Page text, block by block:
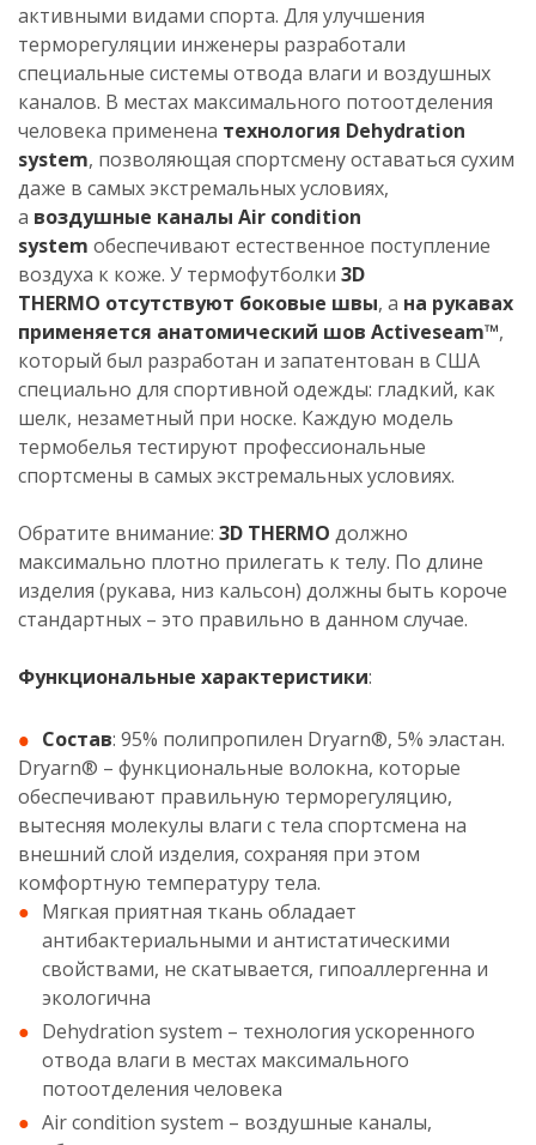
активными видами спорта. Для улучшения
терморегуляции инженеры разработали
специальные системы отвода влаги и воздушных
каналов. В местах максимального потоотделения
человека применена технология Dehydration
system, позволяющая спортсмену оставаться сухим
даже в самых экстремальных условиях,
а воздушные каналы Air condition
system обеспечивают естественное поступление
воздуха к коже. У термофутболки 3D
THERMO отсутствуют боковые швы, а на рукавах
применяется анатомический шов Activeseam™,
который был разработан и запатентован в США
специально для спортивной одежды: гладкий, как
шелк, незаметный при носке. Каждую модель
термобелья тестируют профессиональные
спортсмены в самых экстремальных условиях.
Обратите внимание: 3D TНERMO должно
максимально плотно прилегать к телу. По длине
изделия (рукава, низ кальсон) должны быть короче
стандартных – это правильно в данном случае.
Функциональные характеристики:
Состав: 95% полипропилен Dryarn®, 5% эластан.
Dryarn® – функциональные волокна, которые
обеспечивают правильную терморегуляцию,
вытесняя молекулы влаги с тела спортсмена на
внешний слой изделия, сохраняя при этом
комфортную температуру тела.
Мягкая приятная ткань обладает
антибактериальными и антистатическими
свойствами, не скатывается, гипоаллергенна и
экологична
Dehydration system – технология ускоренного
отвода влаги в местах максимального
потоотделения человека
Air condition system – воздушные каналы,